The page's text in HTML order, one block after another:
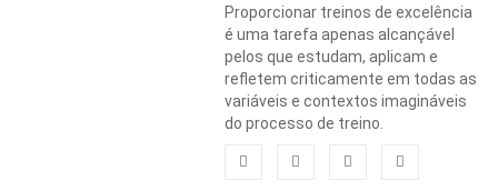
Proporcionar treinos de excelência
é uma tarefa apenas alcançável
pelos que estudam, aplicam e
refletem criticamente em todas as
variáveis e contextos imagináveis
do processo de treino.